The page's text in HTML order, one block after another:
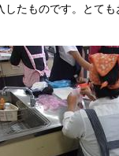
したものです。とて